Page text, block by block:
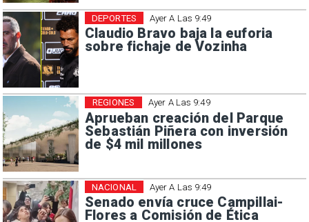
Ayer A Las 9:49
Claudio Bravo baja la euforia
sobre fichaje de Vozinha
DEPORTES
Ayer A Las 9:49
Aprueban creación del Parque
Sebastián Piñera con inversión
de $4 mil millones
REGIONES
Ayer A Las 9:49
Senado envía cruce Campillai-
Flores a Comisión de Ética
NACIONAL